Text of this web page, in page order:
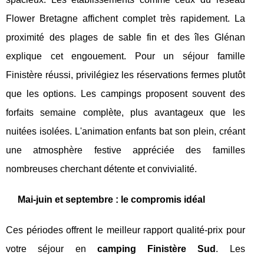
Flower Bretagne affichent complet très rapidement. La
proximité des plages de sable fin et des îles Glénan
explique cet engouement. Pour un séjour famille
Finistère réussi, privilégiez les réservations fermes plutôt
que les options. Les campings proposent souvent des
forfaits semaine complète, plus avantageux que les
nuitées isolées. L'animation enfants bat son plein, créant
une atmosphère festive appréciée des familles
nombreuses cherchant détente et convivialité.
Mai-juin et septembre : le compromis idéal
Ces périodes offrent le meilleur rapport qualité-prix pour
votre séjour en camping Finistère Sud . Les